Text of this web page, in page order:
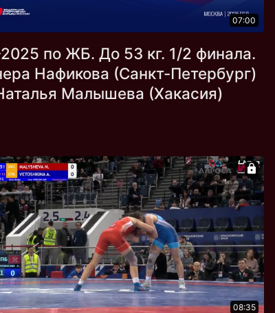
07:00
по ЖБ. До 53 кг. 1/2 финала.
Нафикова (Санкт-Петербург)
Малышева (Хакасия)
08:35